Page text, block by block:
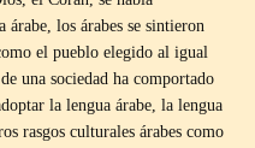
los árabes se sintieron
el pueblo elegido al igual
una sociedad ha comportado
la lengua árabe, la lengua
rasgos culturales árabes como